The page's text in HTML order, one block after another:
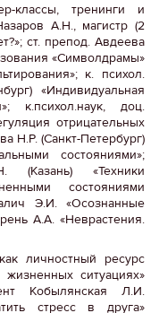
классы, тренинги и
А.Н., магистр (2
ст. препод. Авдеева
«Символдрамы»
к. психол.
«Индивидуальная
к.психол.наук, доц.
отрицательных
Н.Р. (Санкт-Петербург)
состояниями»;
(Казань) «Техники
состояниями
Э.И. «Осознанные
А.А. «Неврастения.
личностный ресурс
ситуациях»
Кобылянская Л.И.
стресс в друга»